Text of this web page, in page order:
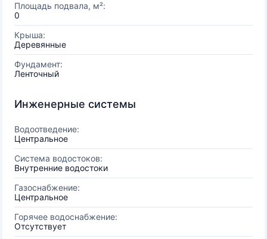
Площадь подвала, м²:
0
Крыша:
Деревянные
Фундамент:
Ленточный
Инженерные системы
Водоотведение:
Центральное
Система водостоков:
Внутренние водостоки
Газоснабжение:
Центральное
Горячее водоснабжение:
Отсутствует